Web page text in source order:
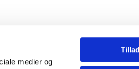
medier og